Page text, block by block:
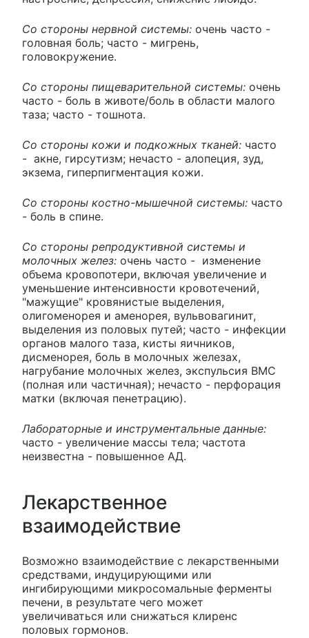
Со стороны нервной системы: очень часто -
головная боль; часто - мигрень,
головокружение.
Со стороны пищеварительной системы: очень
часто - боль в животе/боль в области малого
таза; часто - тошнота.
Со стороны кожи и подкожных тканей: часто
- акне, гирсутизм; нечасто - алопеция, зуд,
экзема, гиперпигментация кожи.
Со стороны костно-мышечной системы: часто
- боль в спине.
Со стороны репродуктивной системы и
молочных желез: очень часто - изменение
объема кровопотери, включая увеличение и
уменьшение интенсивности кровотечений,
"мажущие" кровянистые выделения,
олигоменорея и аменорея, вульвовагинит,
выделения из половых путей; часто - инфекции
органов малого таза, кисты яичников,
дисменорея, боль в молочных железах,
нагрубание молочных желез, экспульсия ВМС
(полная или частичная); нечасто - перфорация
матки (включая пенетрацию).
Лабораторные и инструментальные данные:
часто - увеличение массы тела; частота
неизвестна - повышенное АД.
Лекарственное
взаимодействие
Возможно взаимодействие с лекарственными
средствами, индуцирующими или
ингибирующими микросомальные ферменты
печени, в результате чего может
увеличиваться или снижаться клиренс
половых гормонов.